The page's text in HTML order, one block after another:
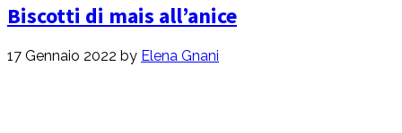
Biscotti di mais all’anice
17 Gennaio 2022 by Elena Gnani